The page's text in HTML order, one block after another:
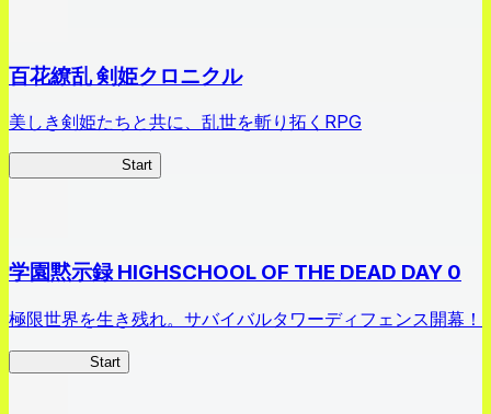
百花繚乱 剣姫クロニクル
美しき剣姫たちと共に、乱世を斬り拓くRPG
Start
学園黙示録 HIGHSCHOOL OF THE DEAD DAY 0
極限世界を生き残れ。サバイバルタワーディフェンス開幕！
Start